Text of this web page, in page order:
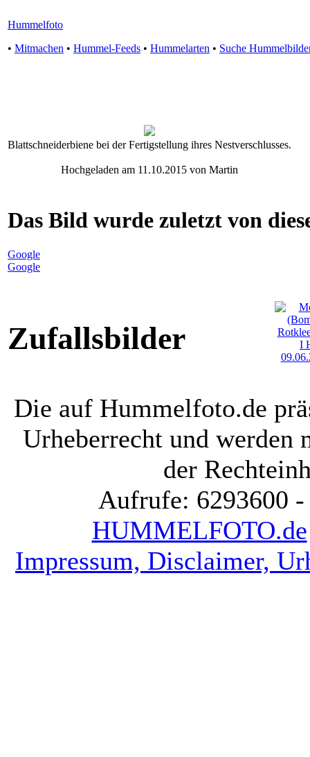
Hummelfoto
• Mitmachen • Hummel-Feeds • Hummelarten • Suche
Blattschneiderbiene bei der Fertigstellung ihres Nestverschlusses.
Hochgeladen am 11.10.2015 von Martin
Das Bild wurde zuletzt von
Google
Google
Zufallsbilder
Die auf Hummelfoto.de
Urheberrecht und werden
der
Aufrufe: 6293600
HUMMELFOTO.de
Impressum, Disclaimer,